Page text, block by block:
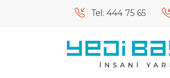
Tel: 444 75 65